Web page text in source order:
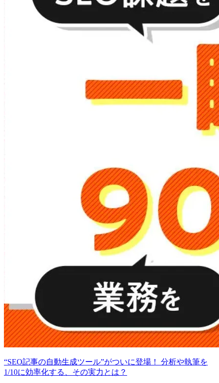
“SEO記事の自動生成ツール”がついに登場！ 分析や執筆を
1/10に効率化する、その実力とは？